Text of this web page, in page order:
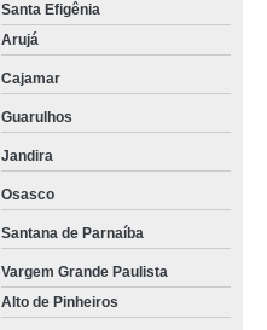
Santa Efigênia
Arujá
Cajamar
Guarulhos
Jandira
Osasco
Santana de Parnaíba
Vargem Grande Paulista
Alto de Pinheiros